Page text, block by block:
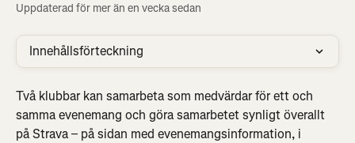
Uppdaterad för mer än en vecka sedan
Innehållsförteckning
Två klubbar kan samarbeta som medvärdar för ett och
samma evenemang och göra samarbetet synligt överallt
på Strava – på sidan med evenemangsinformation, i